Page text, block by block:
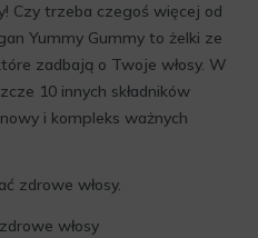
Czy trzeba czegoś więcej od
Yummy Gummy to żelki ze
zadbają o Twoje włosy. W
10 innych składników
i kompleks ważnych
zdrowe włosy.
włosy